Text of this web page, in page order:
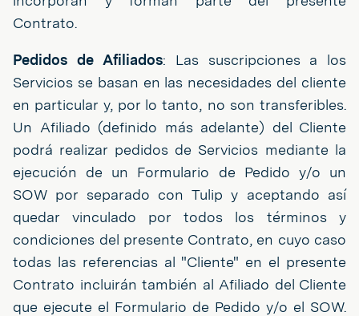
Contrato.
Pedidos de Afiliados: Las suscripciones a los
Servicios se basan en las necesidades del cliente
en particular y, por lo tanto, no son transferibles.
Un Afiliado (definido más adelante) del Cliente
podrá realizar pedidos de Servicios mediante la
ejecución de un Formulario de Pedido y/o un
SOW por separado con Tulip y aceptando así
quedar vinculado por todos los términos y
condiciones del presente Contrato, en cuyo caso
todas las referencias al "Cliente" en el presente
Contrato incluirán también al Afiliado del Cliente
que ejecute el Formulario de Pedido y/o el SOW.